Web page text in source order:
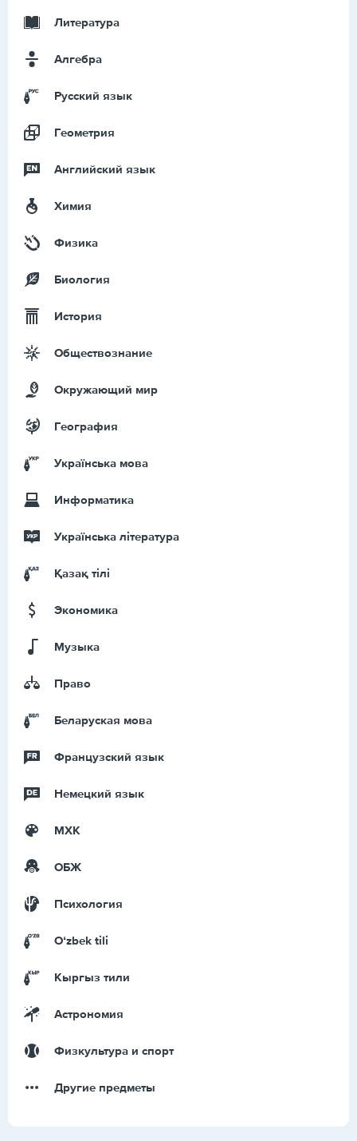
Литература
Алгебра
Русский язык
Геометрия
Английский язык
Химия
Физика
Биология
История
Обществознание
Окружающий мир
География
Українська мова
Информатика
Українська література
Қазақ тiлi
Экономика
Музыка
Право
Беларуская мова
Французский язык
Немецкий язык
МХК
ОБЖ
Психология
Оʻzbek tili
Кыргыз тили
Астрономия
Физкультура и спорт
Другие предметы